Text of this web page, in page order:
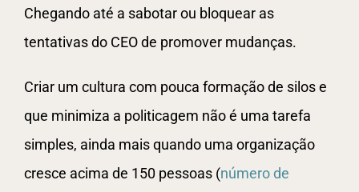
Chegando até a sabotar ou bloquear as
tentativas do CEO de promover mudanças.
Criar um cultura com pouca formação de silos e
que minimiza a politicagem não é uma tarefa
simples, ainda mais quando uma organização
cresce acima de 150 pessoas (número de